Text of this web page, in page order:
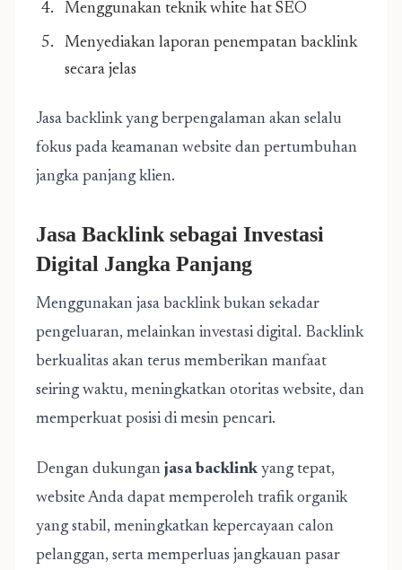
Menggunakan teknik white hat SEO
Menyediakan laporan penempatan backlink
secara jelas
Jasa backlink yang berpengalaman akan selalu
fokus pada keamanan website dan pertumbuhan
jangka panjang klien.
Jasa Backlink sebagai Investasi
Digital Jangka Panjang
Menggunakan jasa backlink bukan sekadar
pengeluaran, melainkan investasi digital. Backlink
berkualitas akan terus memberikan manfaat
seiring waktu, meningkatkan otoritas website, dan
memperkuat posisi di mesin pencari.
Dengan dukungan jasa backlink yang tepat,
website Anda dapat memperoleh trafik organik
yang stabil, meningkatkan kepercayaan calon
pelanggan, serta memperluas jangkauan pasar